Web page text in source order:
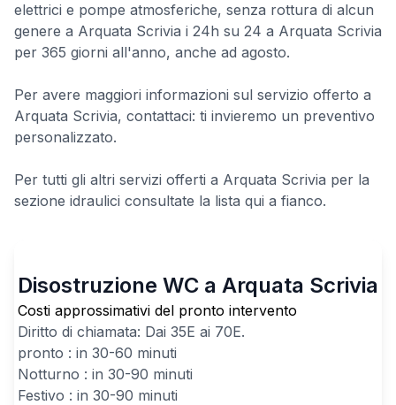
elettrici e pompe atmosferiche, senza rottura di alcun
genere a Arquata Scrivia i 24h su 24 a Arquata Scrivia
per 365 giorni all'anno, anche ad agosto.
Per avere maggiori informazioni sul servizio offerto a
Arquata Scrivia, contattaci: ti invieremo un preventivo
personalizzato.
Per tutti gli altri servizi offerti a Arquata Scrivia per la
sezione idraulici consultate la lista qui a fianco.
Disostruzione WC a Arquata Scrivia
Costi approssimativi del pronto intervento
Diritto di chiamata: Dai 35E ai 70E.
pronto : in 30-60 minuti
Notturno : in 30-90 minuti
Festivo : in 30-90 minuti